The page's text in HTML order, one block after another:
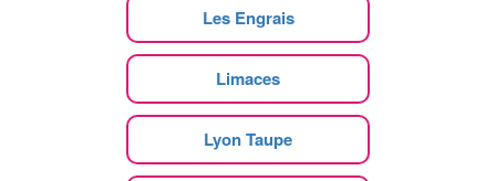
Les Engrais
Limaces
Lyon Taupe